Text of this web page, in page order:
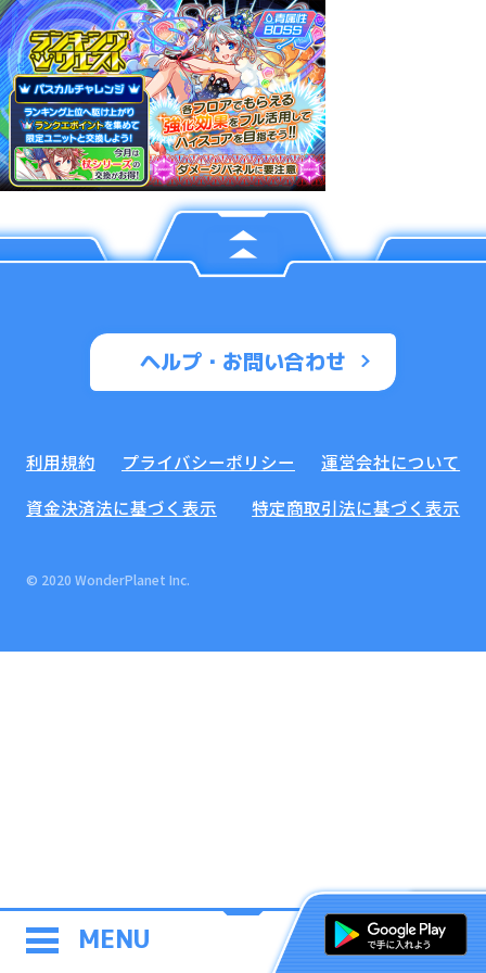
MENU
ヘルプ・お問い合わせ
利用規約 プライバシーポリシー
運営会社について
資金決済法に基づく表示
特定商取引法に基づく表示
© 2020 WonderPlanet Inc.